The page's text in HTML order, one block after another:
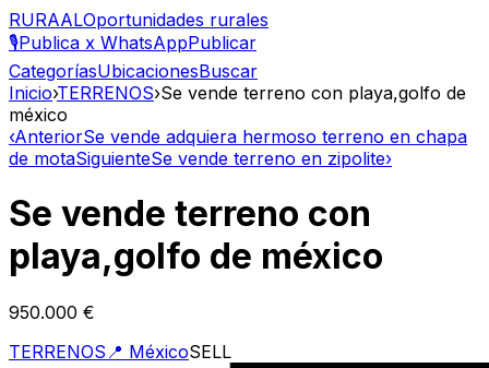
RURAALOportunidades rurales
🎙️Publica x WhatsAppPublicar
CategoríasUbicacionesBuscar
Inicio›TERRENOS›Se vende terreno con playa,golfo de
méxico
‹AnteriorSe vende adquiera hermoso terreno en chapa
de motaSiguienteSe vende terreno en zipolite›
Se vende terreno con
playa,golfo de méxico
950.000 €
TERRENOS 📍 MéxicoSELL